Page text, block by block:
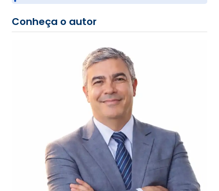
Conheça o autor